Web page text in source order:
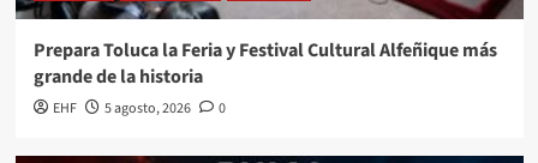
Prepara Toluca la Feria y Festival Cultural Alfeñique más
grande de la historia
EHF 5 agosto, 2026 0